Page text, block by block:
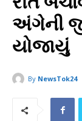
અંગેની
યોજાયું
By NewsTok24